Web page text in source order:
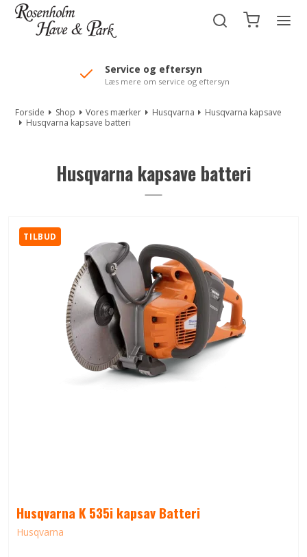
//Mailchimp autofill selected "Pakke"
Service og eftersyn
Læs mere om service og eftersyn
Forside Shop Vores mærker Husqvarna
Husqvarna kapsave
Husqvarna kapsave batteri
Husqvarna kapsave batteri
TILBUD
Husqvarna K 535i kapsav Batteri
Husqvarna